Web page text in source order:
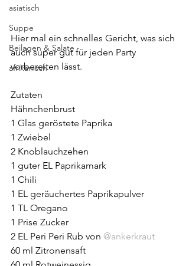
asiatisch
Suppe
Beilagen & Salate
afrikanisch
Hier mal ein schnelles Gericht, was sich
auch super gut für jeden Party
vorbereiten lässt.
Zutaten
Hähnchenbrust
1 Glas geröstete Paprika
1 Zwiebel
2 Knoblauchzehen
1 guter EL Paprikamark
1 Chili
1 EL geräuchertes Paprikapulver
1 TL Oregano
1 Prise Zucker
2 EL Peri Peri Rub von @ankerkraut
60 ml Zitronensaft